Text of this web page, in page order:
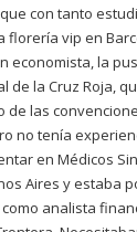
con tanto
florería vip en
economista, la
de la Cruz Roja,
de las
no tenía
en Médicos
Aires y estaba
analista